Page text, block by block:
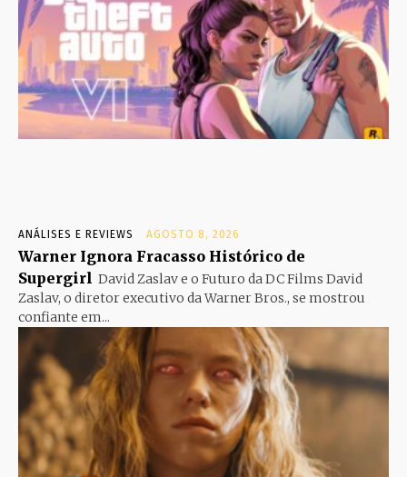
ANÁLISES E REVIEWS AGOSTO 8, 2026
Warner Ignora Fracasso Histórico de
Supergirl David Zaslav e o Futuro da DC Films David
Zaslav, o diretor executivo da Warner Bros., se mostrou
confiante em...